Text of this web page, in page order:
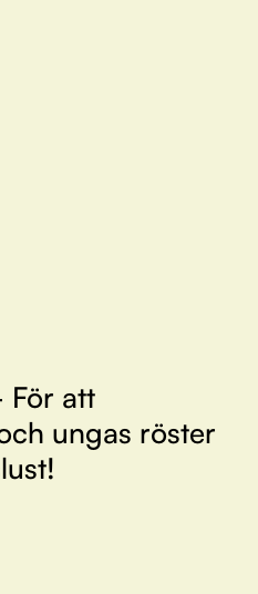
För att
ungas röster